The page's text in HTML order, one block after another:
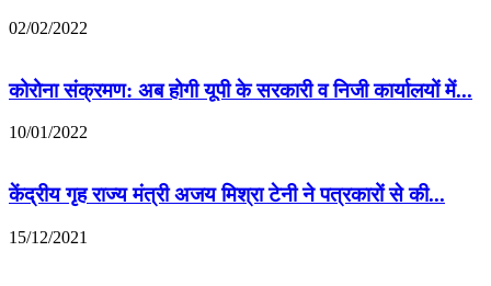
02/02/2022
कोरोना संक्रमण: अब होगी यूपी के सरकारी व निजी कार्यालयों में...
10/01/2022
केंद्रीय गृह राज्य मंत्री अजय मिश्रा टेनी ने पत्रकारों से की...
15/12/2021